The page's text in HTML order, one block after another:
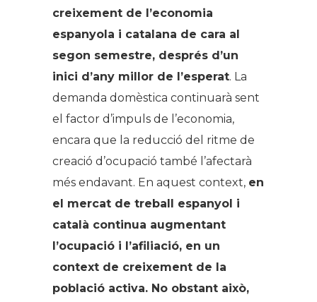
creixement de l’economia
espanyola i catalana de cara al
segon semestre, després d’un
inici d’any millor de l’esperat. La
demanda domèstica continuarà sent
el factor d’impuls de l’economia,
encara que la reducció del ritme de
creació d’ocupació també l’afectarà
més endavant. En aquest context, en
el mercat de treball espanyol i
català continua augmentant
l’ocupació i l’afiliació, en un
context de creixement de la
població activa. No obstant això,